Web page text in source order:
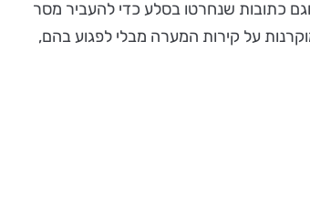
וגם כתובות שנחרטו בסלע כדי להעביר מסר
על קירות המערה מבלי לפגוע בהם,